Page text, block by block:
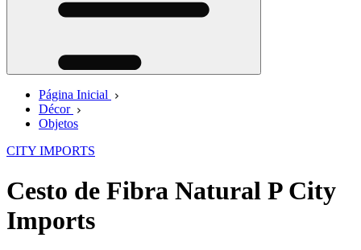
Página Inicial
Décor
Objetos
CITY IMPORTS
Cesto de Fibra Natural P City
Imports